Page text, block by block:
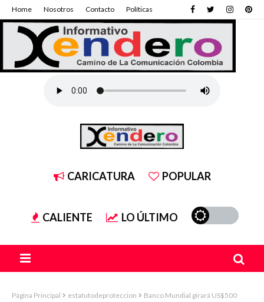
Home Nosotros Contacto Políticas
CARICATURA POPULAR
CALIENTE LO ÚLTIMO
Página Principal estatutodeproteccion
Banco Mundial girará US$500